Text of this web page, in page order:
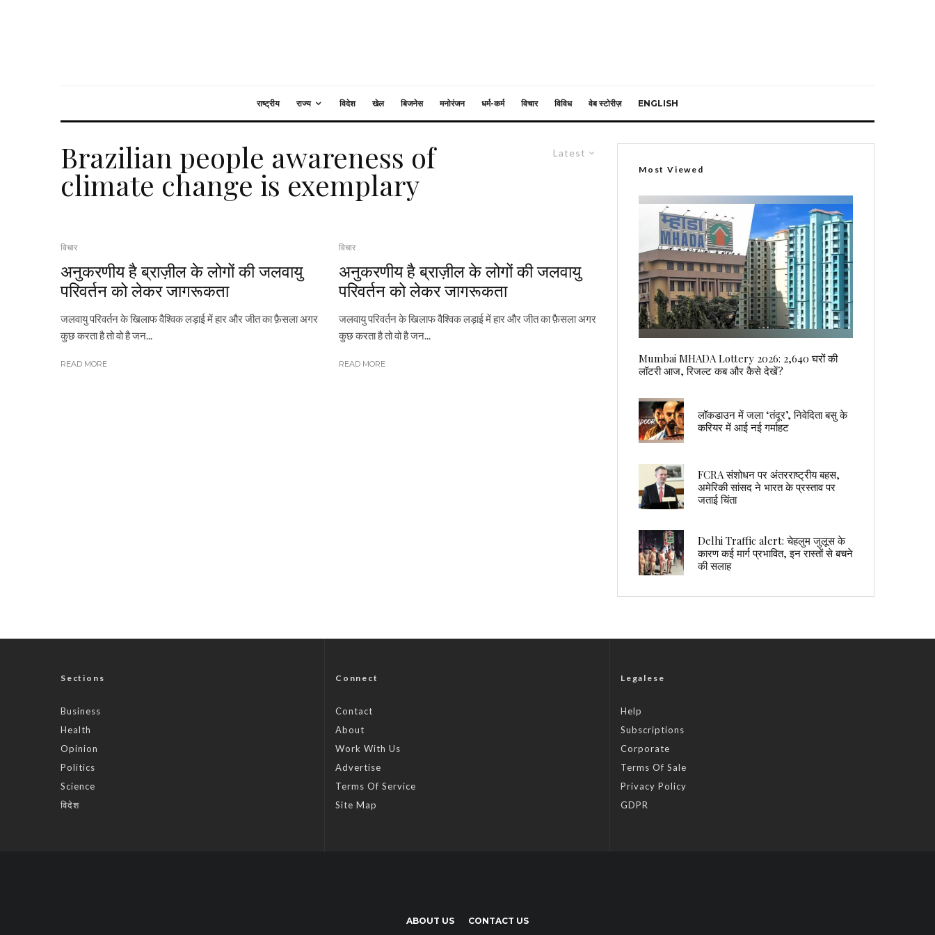
राष्ट्रीय राज्य विदेश खेल बिजनेस मनोरंजन धर्म-कर्म विचार विविध वेब स्टोरीज़ ENGLISH
Latest
Brazilian people awareness of
climate change is exemplary
विचार
अनुकरणीय है ब्राज़ील के लोगों की जलवायु
परिवर्तन को लेकर जागरूकता
जलवायु परिवर्तन के खिलाफ वैश्विक लड़ाई में हार और जीत का फ़ैसला अगर
कुछ करता है तो वो है जन...
READ MORE
विचार
अनुकरणीय है ब्राज़ील के लोगों की जलवायु
परिवर्तन को लेकर जागरूकता
जलवायु परिवर्तन के खिलाफ वैश्विक लड़ाई में हार और जीत का फ़ैसला अगर
कुछ करता है तो वो है जन...
READ MORE
Most Viewed
Mumbai MHADA Lottery 2026: 2,640 घरों की
लॉटरी आज, रिजल्ट कब और कैसे देखें?
लॉकडाउन में जला ‘तंदूर’, निवेदिता बसु के
करियर में आई नई गर्माहट
FCRA संशोधन पर अंतरराष्ट्रीय बहस,
अमेरिकी सांसद ने भारत के प्रस्ताव पर
जताई चिंता
Delhi Traffic alert: चेहलुम जुलूस के
कारण कई मार्ग प्रभावित, इन रास्तों से बचने
की सलाह
Sections
Business
Health
Opinion
Politics
Science
विदेश
Connect
Contact
About
Work With Us
Advertise
Terms Of Service
Site Map
Legalese
Help
Subscriptions
Corporate
Terms Of Sale
Privacy Policy
GDPR
ABOUT US CONTACT US